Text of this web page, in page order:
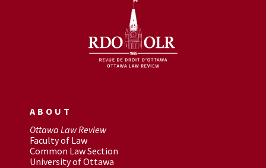
ABOUT
Ottawa Law Review
Faculty of Law
Common Law Section
University of Ottawa